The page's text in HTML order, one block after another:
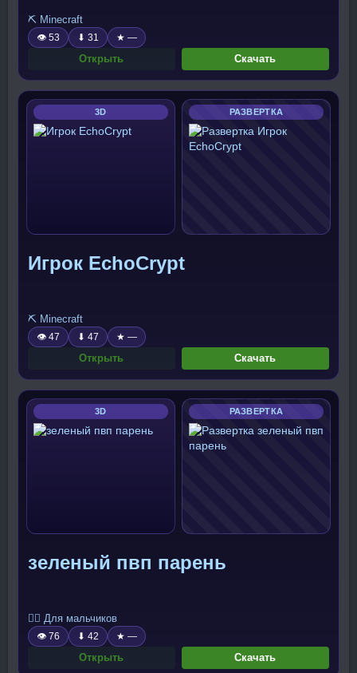
⛏️ Minecraft
👁 53 ⬇ 31 ★ —
Открыть Скачать
3D РАЗВЕРТКА
Игрок EchoCrypt
⛏️ Minecraft
👁 47 ⬇ 47 ★ —
Открыть Скачать
3D РАЗВЕРТКА
зеленый пвп парень
🧍‍♂️ Для мальчиков
👁 76 ⬇ 42 ★ —
Открыть Скачать